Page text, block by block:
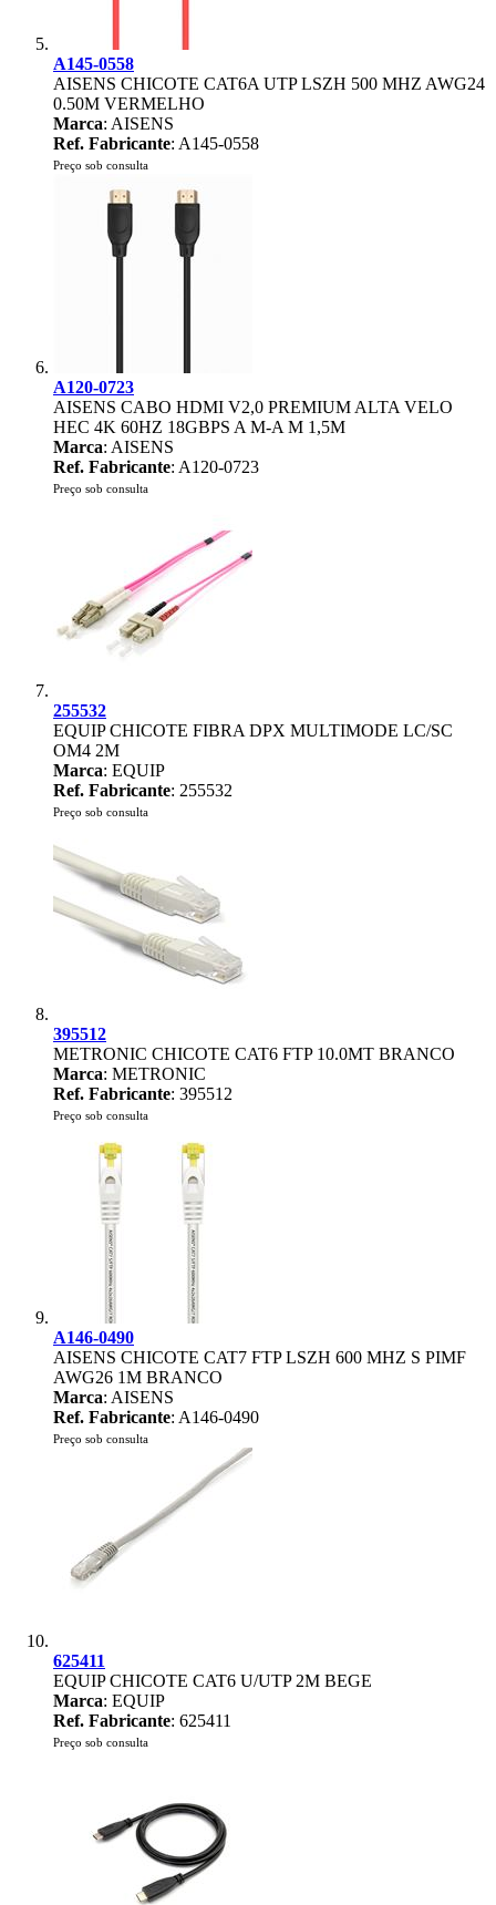
A145-0558
AISENS CHICOTE CAT6A UTP LSZH 500 MHZ AWG24
0.50M VERMELHO
Marca: AISENS
Ref. Fabricante: A145-0558
Preço sob consulta
A120-0723
AISENS CABO HDMI V2,0 PREMIUM ALTA VELO
HEC 4K 60HZ 18GBPS A M-A M 1,5M
Marca: AISENS
Ref. Fabricante: A120-0723
Preço sob consulta
255532
EQUIP CHICOTE FIBRA DPX MULTIMODE LC/SC
OM4 2M
Marca: EQUIP
Ref. Fabricante: 255532
Preço sob consulta
395512
METRONIC CHICOTE CAT6 FTP 10.0MT BRANCO
Marca: METRONIC
Ref. Fabricante: 395512
Preço sob consulta
A146-0490
AISENS CHICOTE CAT7 FTP LSZH 600 MHZ S PIMF
AWG26 1M BRANCO
Marca: AISENS
Ref. Fabricante: A146-0490
Preço sob consulta
625411
EQUIP CHICOTE CAT6 U/UTP 2M BEGE
Marca: EQUIP
Ref. Fabricante: 625411
Preço sob consulta